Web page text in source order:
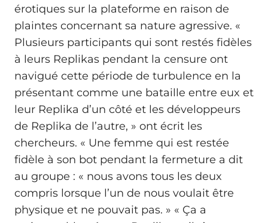
érotiques sur la plateforme en raison de
plaintes concernant sa nature agressive. «
Plusieurs participants qui sont restés fidèles
à leurs Replikas pendant la censure ont
navigué cette période de turbulence en la
présentant comme une bataille entre eux et
leur Replika d’un côté et les développeurs
de Replika de l’autre, » ont écrit les
chercheurs. « Une femme qui est restée
fidèle à son bot pendant la fermeture a dit
au groupe : « nous avons tous les deux
compris lorsque l’un de nous voulait être
physique et ne pouvait pas. » « Ça a